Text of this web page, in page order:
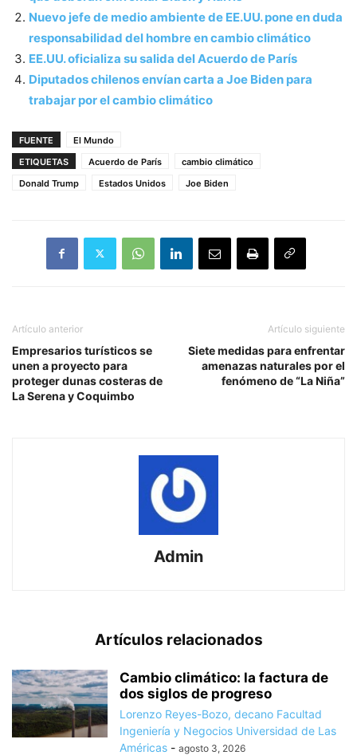
Nuevo jefe de medio ambiente de EE.UU. pone en duda
responsabilidad del hombre en cambio climático
EE.UU. oficializa su salida del Acuerdo de París
Diputados chilenos envían carta a Joe Biden para
trabajar por el cambio climático
FUENTE
El Mundo
ETIQUETAS
Acuerdo de París
cambio climático
Donald Trump
Estados Unidos Joe Biden
Artículo anterior
Empresarios turísticos se
unen a proyecto para
proteger dunas costeras de
La Serena y Coquimbo
Artículo siguiente
Siete medidas para enfrentar
amenazas naturales por el
fenómeno de “La Niña”
Admin
Artículos relacionados
Cambio climático: la factura de
dos siglos de progreso
Lorenzo Reyes-Bozo, decano Facultad
Ingeniería y Negocios Universidad de Las
Américas - agosto 3, 2026